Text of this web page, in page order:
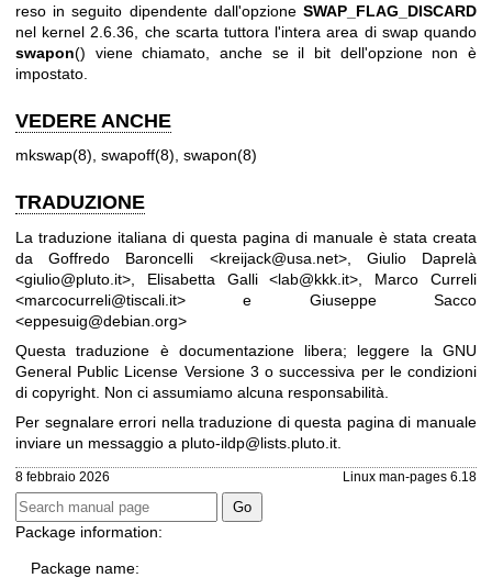
reso in seguito dipendente dall'opzione SWAP_FLAG_DISCARD
nel kernel 2.6.36, che scarta tuttora l'intera area di swap quando
swapon() viene chiamato, anche se il bit dell'opzione non è
impostato.
VEDERE ANCHE
mkswap(8) swapoff(8) swapon(8)
TRADUZIONE
La traduzione italiana di questa pagina di manuale è stata creata
da Goffredo Baroncelli <kreijack@usa.net>, Giulio Daprelà
<giulio@pluto.it>, Elisabetta Galli <lab@kkk.it>, Marco Curreli
<marcocurreli@tiscali.it> e Giuseppe Sacco
<eppesuig@debian.org>
Questa traduzione è documentazione libera; leggere la GNU
General Public License Versione 3 o successiva per le condizioni
di copyright. Non ci assumiamo alcuna responsabilità.
Per segnalare errori nella traduzione di questa pagina di manuale
inviare un messaggio a pluto-ildp@lists.pluto.it.
8 febbraio 2026 Linux man-pages 6.18
Package information:
Package name: